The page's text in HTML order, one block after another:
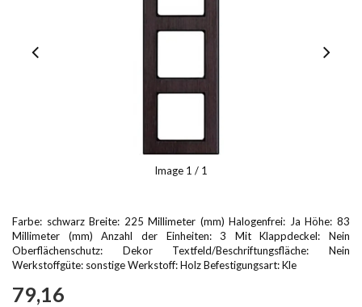
Image 1 / 1
Farbe: schwarz Breite: 225 Millimeter (mm) Halogenfrei: Ja Höhe: 83
Millimeter (mm) Anzahl der Einheiten: 3 Mit Klappdeckel: Nein
Oberflächenschutz: Dekor Textfeld/Beschriftungsfläche: Nein
Werkstoffgüte: sonstige Werkstoff: Holz Befestigungsart: Kle
79,16